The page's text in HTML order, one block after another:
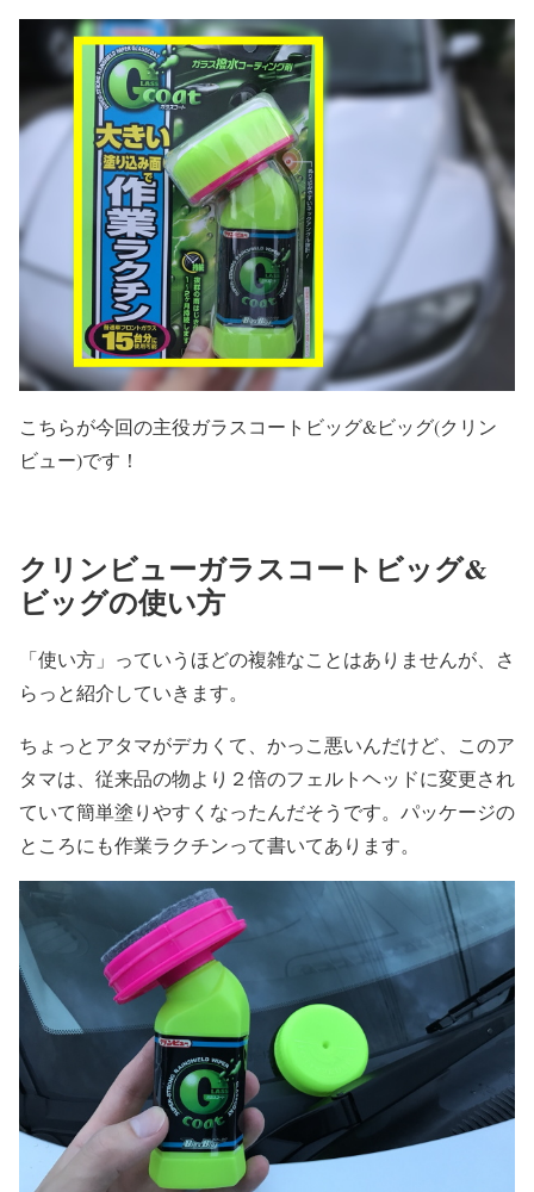
こちらが今回の主役ガラスコートビッグ&ビッグ(クリン
ビュー)です！
クリンビューガラスコートビッグ&
ビッグの使い方
「使い方」っていうほどの複雑なことはありませんが、さ
らっと紹介していきます。
ちょっとアタマがデカくて、かっこ悪いんだけど、このア
タマは、従来品の物より２倍のフェルトヘッドに変更され
ていて簡単塗りやすくなったんだそうです。パッケージの
ところにも作業ラクチンって書いてあります。